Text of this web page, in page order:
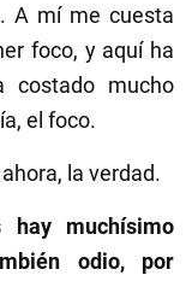
A mí me cuesta
foco, y aquí ha
costado mucho
el foco.
la verdad.
hay muchísimo
odio, por